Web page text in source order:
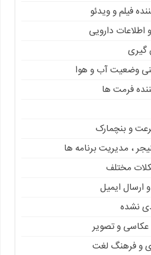
فیلم و ویدئو
دارویی
گیری
وضعیت آب و هوا
فرمت ها
و بنچمارک
، مدیریت برنامه ها
مختلف
ارسال ایمیل
نشده
عکاسی و تصویر
و فرهنگ لغت